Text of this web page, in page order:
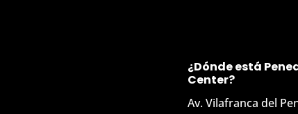
¿Dónde está
Center?
Av. Vilafranca del